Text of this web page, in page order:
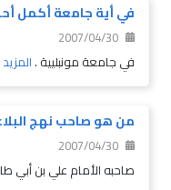
في أية جامعة أكمل
2007/04/30
في جامعة مونبليية .المزيد
من هو صاحب نهج
2007/04/30
صاحبه الأمام علي بن أبي